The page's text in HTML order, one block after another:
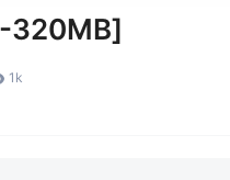
320MB]
1k